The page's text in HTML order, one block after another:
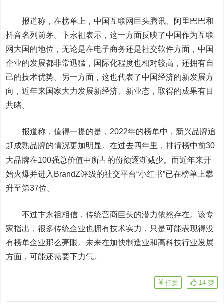
报道称，在榜单上，中国互联网巨头腾讯、阿里巴巴和
抖音名列前茅。卞永祖表示，这一方面反映了中国作为互联
网大国的地位，无论是在电子商务还是社交软件方面，中国
企业的发展都非常迅猛，国际化程度也相对较高，还拥有自
己的技术优势。另一方面，这也代表了中国经济的新发展方
向，近年来国家大力发展新经济、新业态，取得的成果有目
共睹。
报道称，值得一提的是，2022年的榜单中，新兴品牌追
赶成熟品牌的情况更加明显。在过去四年里，排行榜中前30
大品牌在100强总价值中所占的份额逐渐减少。而近年来开
始火爆并进入BrandZ评级的社交平台“小红书”已在榜单上攀
升至第37位。
不过卞永祖相信，传统营商巨头的潜力依然存在。该专
家指出，很多传统企业也拥有技术实力，只是可能表现得没
有榜单企业那么亮眼。未来在加快制造业和高科技行业发展
方面，可能还需要下力气。
14 赞
打赏